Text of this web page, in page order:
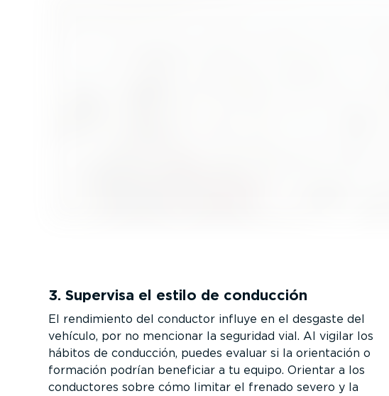
3. Supervisa el estilo de conducción
El rendimiento del conductor influye en el desgaste del
vehículo, por no mencionar la seguridad vial. Al vigilar los
hábitos de conducción, puedes evaluar si la orientación o
formación podrían beneficiar a tu equipo. Orientar a los
conductores sobre cómo limitar el frenado severo y la